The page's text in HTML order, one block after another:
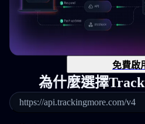
免費啟
為什麼選擇
https://api.trackingmore.com/v4